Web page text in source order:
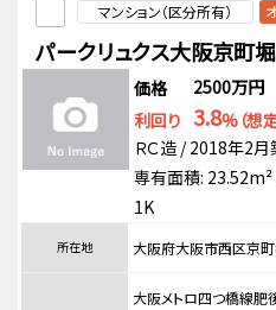
マンション（区分所有）
パークリュクス大阪京町堀
価格
2500万円
利回り 3.8%（想定
ＲＣ造 / 2018年2
専有面積:
1K
所在地 大阪府大阪市西区京町
大阪メトロ四つ橋線